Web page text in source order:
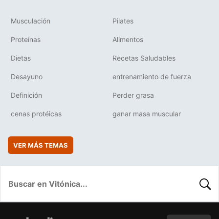
Musculación Pilates
Proteínas Alimentos
Dietas Recetas Saludables
Desayuno entrenamiento de fuerza
Definición Perder grasa
cenas protéicas ganar masa muscular
VER MÁS TEMAS